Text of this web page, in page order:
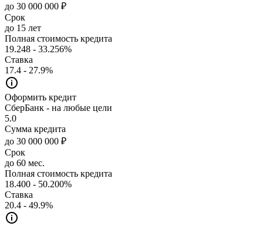
до 30 000 000 ₽
Срок
до 15 лет
Полная стоимость кредита
19.248 - 33.256%
Ставка
17.4 - 27.9%
Оформить кредит
СберБанк - на любые цели
5.0
Сумма кредита
до 30 000 000 ₽
Срок
до 60 мес.
Полная стоимость кредита
18.400 - 50.200%
Ставка
20.4 - 49.9%